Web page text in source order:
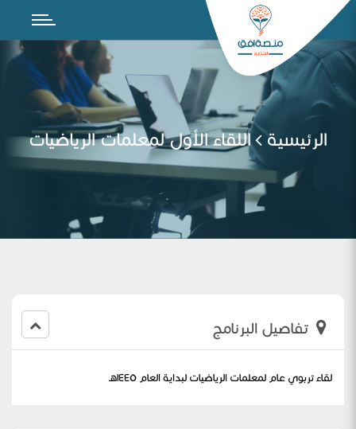
الرئيسية اللقاء الأول لمعلمات الرياضيات
تفاصيل البرنامج
لقاء تربوي عام لمعلمات الرياضيات لبداية العام ١٤٤٥هـ